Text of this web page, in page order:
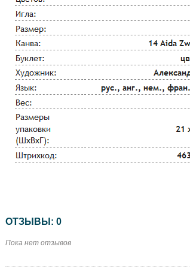
ОТЗЫВЫ: 0
Пока нет отзывов